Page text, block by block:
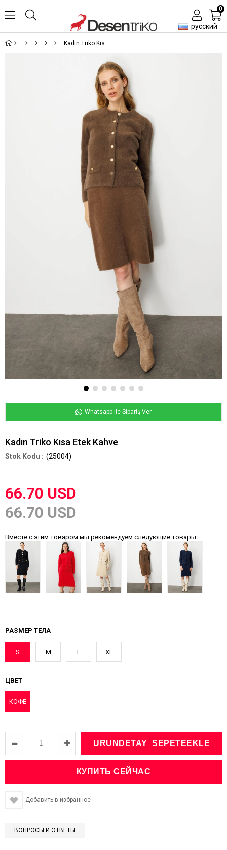
русский
0
Kadın Triko Kısa Etek Kahve
Whatsapp ile Sipariş Ver
Kadın Triko Kısa Etek Kahve
(25004)
66.70 USD
66.70 USD
Вместе с этим товаром мы рекомендуем следующие товары
РАЗМЕР ТЕЛА
S M L XL
ЦВЕТ
КОФЕ
Добавить в избранное
ВОПРОСЫ И ОТВЕТЫ